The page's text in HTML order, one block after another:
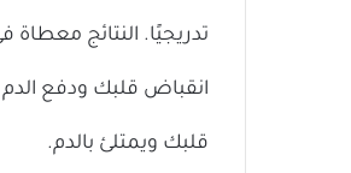
تدريجيًا. النتائج
انقباض قلبك ودفع الدم
قلبك ويمتلئ بالدم.